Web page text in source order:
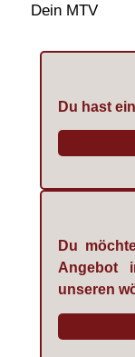
Dein MTV
Du hast
Du
Angebot
unseren